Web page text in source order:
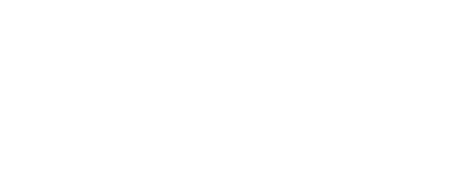
de la liseuse Kobo Nia